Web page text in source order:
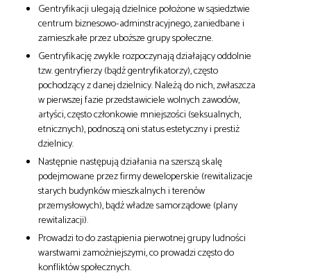
Gentryfikacji ulegają dzielnice położone w sąsiedztwie
centrum biznesowo-adminstracyjnego, zaniedbane i
zamieszkałe przez uboższe grupy społeczne.
Gentryfikację zwykle rozpoczynają działający oddolnie
tzw. gentryfierzy (bądź gentryfikatorzy), często
pochodzący z danej dzielnicy. Należą do nich, zwłaszcza
w pierwszej fazie przedstawiciele wolnych zawodów,
artyści, często członkowie mniejszości (seksualnych,
etnicznych), podnoszą oni status estetyczny i prestiż
dzielnicy.
Następnie następują działania na szerszą skalę
podejmowane przez firmy deweloperskie (rewitalizacje
starych budynków mieszkalnych i terenów
przemysłowych), bądź władze samorządowe (plany
rewitalizacji).
Prowadzi to do zastąpienia pierwotnej grupy ludności
warstwami zamożniejszymi, co prowadzi często do
konfliktów społecznych.